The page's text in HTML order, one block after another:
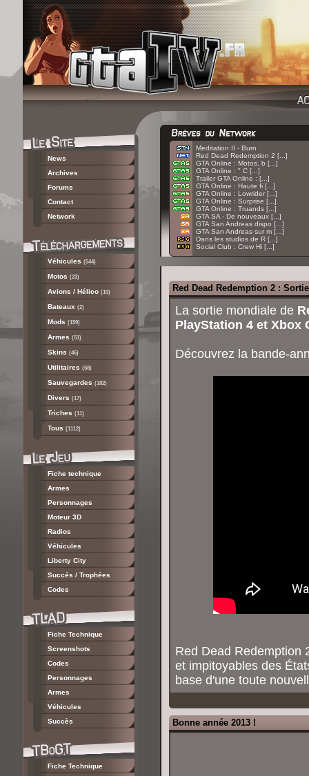
News
Archives
Forums
Contact
Network
Véhicules (544)
Motos (23)
Avions / Hélico (19)
Bateaux (2)
Mods (159)
Armes (51)
Skins (46)
Utilitaires (58)
Sauvegardes (182)
Divers (17)
Triches (11)
Tous (1112)
Fiche technique
Armes
Personnages
Moteur 3D
Radios
Véhicules
Liberty City
Succés / Trophées
Codes
Fiche Technique
Screenshots
Codes
Personnages
Armes
Véhicules
Succès
Fiche Technique
Meditation II - Burn
Red Dead Redemption 2 [...]
GTA Online : Motos, b [...]
GTA Online : " C [...]
Trailer GTA Online : [...]
GTA Online : Haute fi [...]
GTA Online : Lowrider [...]
GTA Online : Surprise [...]
GTA Online : Truands [...]
GTA SA - De nouveaux [...]
GTA San Andreas dispo [...]
GTA San Andreas sur m [...]
Dans les studios de R [...]
Social Club : Crew Hi [...]
Red Dead Redemption 2 :
La sortie mondiale de
PlayStation 4 et Xbox
Découvrez la bande-
Red Dead Redemption
et impitoyables des
base d'une toute
Bonne année 2013 !